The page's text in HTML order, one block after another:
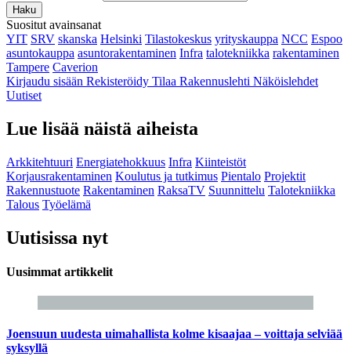
Haku
Suositut avainsanat
YIT SRV skanska Helsinki Tilastokeskus yrityskauppa NCC Espoo
asuntokauppa asuntorakentaminen Infra talotekniikka rakentaminen
Tampere Caverion
Kirjaudu sisään Rekisteröidy Tilaa Rakennuslehti Näköislehdet
Uutiset
Lue lisää näistä aiheista
Arkkitehtuuri Energiatehokkuus Infra Kiinteistöt
Korjausrakentaminen Koulutus ja tutkimus Pientalo Projektit
Rakennustuote Rakentaminen RaksaTV Suunnittelu Talotekniikka
Talous Työelämä
Uutisissa nyt
Uusimmat artikkelit
Joensuun uudesta uimahallista kolme kisaajaa – voittaja selviää
syksyllä